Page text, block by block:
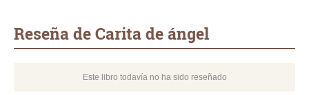
Reseña de Carita de ángel
Este libro todavía no ha sido reseñado